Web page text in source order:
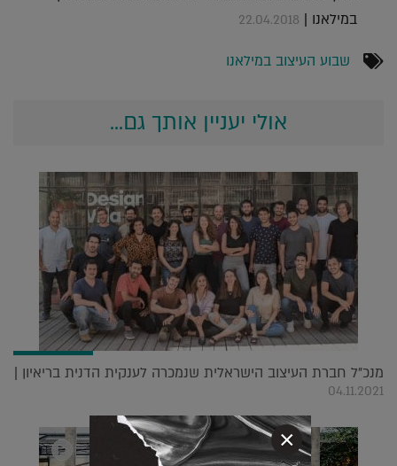
במילאנו | 22.04.2018
שבוע העיצוב במילאנו
אולי יעניין אותך גם...
מנכ"ל חברת העיצוב הישראלית שנמכרה לענקית הדנית בריאיון |
04.11.2021
×